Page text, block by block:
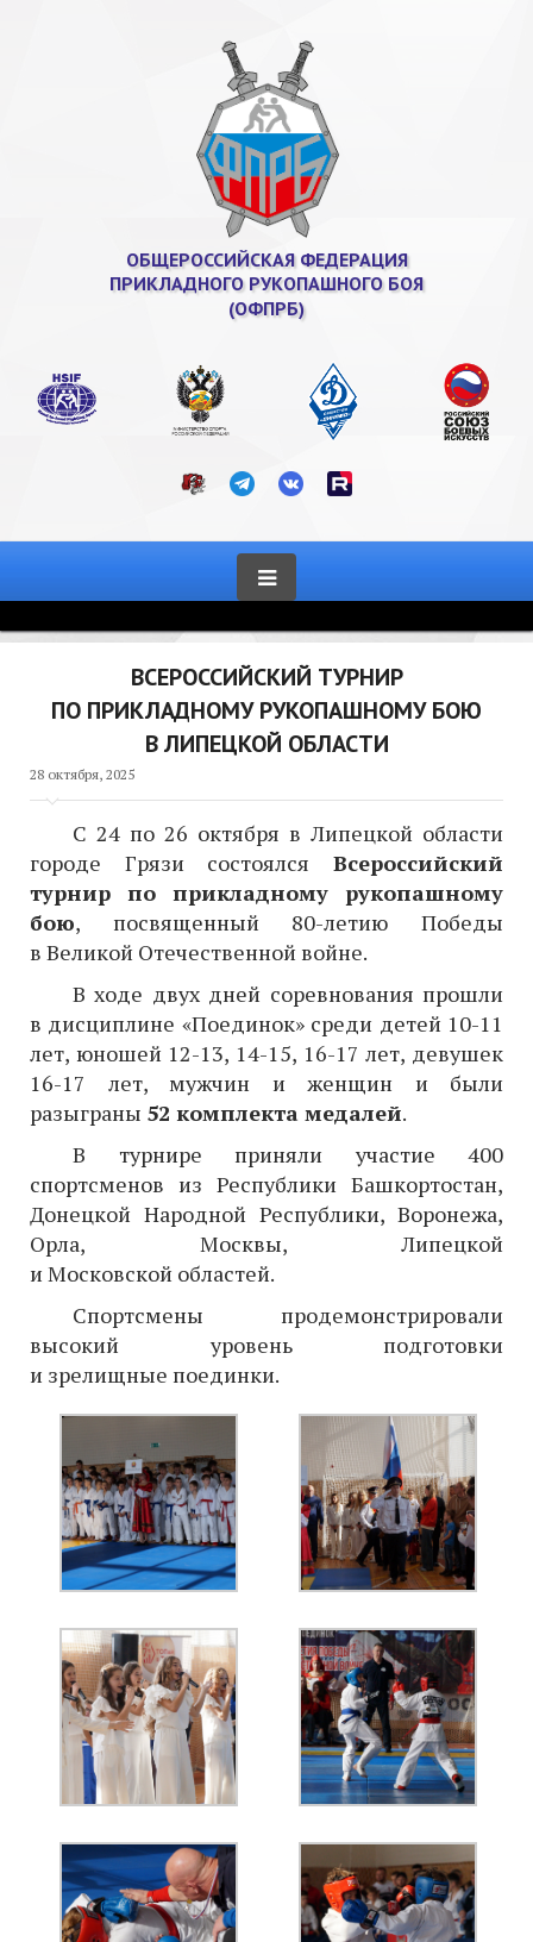
ОБЩЕРОССИЙСКАЯ ФЕДЕРАЦИЯ
ПРИКЛАДНОГО РУКОПАШНОГО БОЯ
(ОФПРБ)
ВСЕРОССИЙСКИЙ ТУРНИР
ПО ПРИКЛАДНОМУ РУКОПАШНОМУ БОЮ
В ЛИПЕЦКОЙ ОБЛАСТИ
28 октября, 2025
С 24 по 26 октября в Липецкой области
городе Грязи состоялся Всероссийский
турнир по прикладному рукопашному
бою, посвященный 80-летию Победы
в Великой Отечественной войне.
В ходе двух дней соревнования прошли
в дисциплине «Поединок» среди детей 10-11
лет, юношей 12-13, 14-15, 16-17 лет, девушек
16-17 лет, мужчин и женщин и были
разыграны 52 комплекта медалей.
В турнире приняли участие 400
спортсменов из Республики Башкортостан,
Донецкой Народной Республики, Воронежа,
Орла, Москвы, Липецкой
и Московской областей.
Спортсмены продемонстрировали
высокий уровень подготовки
и зрелищные поединки.